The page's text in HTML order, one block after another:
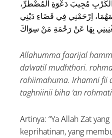
مُجِيبَ دَعْوَةِ الْمُضْطَرِّ،
اِرْحَمْنِي فِي قَضَاءِ دَيْنِي
بِهَا عَنْ رَحْمَةِ مَنْ سِوَاكَ
Allahumma faarijal
da’watil mudhthori.
rohiimahuma. Irhamni fii
taghniinii biha ‘an
Artinya: “Ya Allah Zat
keprihatinan, yang